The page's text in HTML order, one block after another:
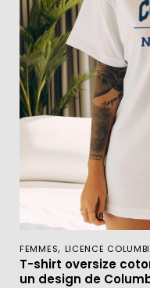
FEMMES, LICENCE
T-shirt oversize
un design de